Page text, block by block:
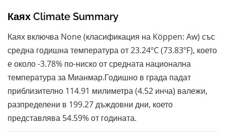
Каях Climate Summary
Каях включва None (класификация на Köppen: Aw) със
средна годишна температура от 23.24ºC (73.83ºF), което
е около -3.78% по-ниско от средната национална
температура за Мианмар.Годишно в града падат
приблизително 114.91 милиметра (4.52 инча) валежи,
разпределени в 199.27 дъждовни дни, което
представлява 54.59% от годината.